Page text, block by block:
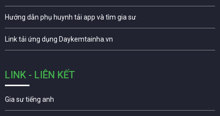
Hướng dẫn phụ huynh tải app và tìm gia sư
Link tải ứng dụng Daykemtainha.vn
LINK - LIÊN KẾT
Gia sư tiếng anh